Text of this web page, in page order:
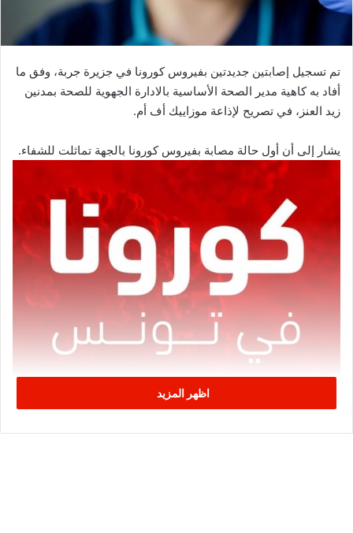
تم تسجيل إصابتين جديدتين بفيروس كورونا في جزيرة جربة، وفق ما
أفاد به كاهية مدير الصحة الأساسية بالادارة الجهوية للصحة بمدنين
زيد العنز، في تصريح لإذاعة موزاييك أف أم.
يشار إلى أن أول حالة مصابة بفيروس كورونا بالجهة تماثلت للشفاء.
اظهر المزيد